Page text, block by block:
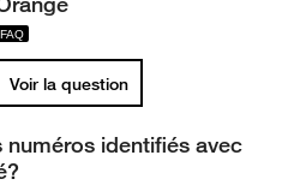
Voir la question
identifiés avec